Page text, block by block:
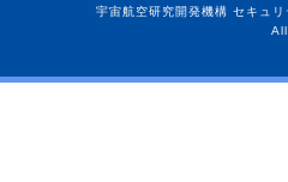
宇宙航空研究開発機構 セキュ